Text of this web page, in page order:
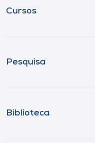
Cursos
Pesquisa
Biblioteca